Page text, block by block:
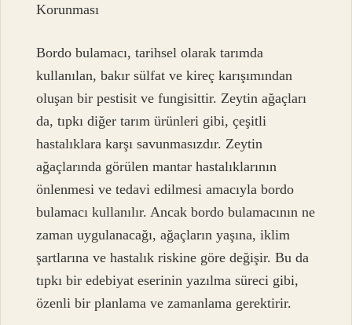
Korunması
Bordo bulamacı, tarihsel olarak tarımda
kullanılan, bakır sülfat ve kireç karışımından
oluşan bir pestisit ve fungisittir. Zeytin ağaçları
da, tıpkı diğer tarım ürünleri gibi, çeşitli
hastalıklara karşı savunmasızdır. Zeytin
ağaçlarında görülen mantar hastalıklarının
önlenmesi ve tedavi edilmesi amacıyla bordo
bulamacı kullanılır. Ancak bordo bulamacının ne
zaman uygulanacağı, ağaçların yaşına, iklim
şartlarına ve hastalık riskine göre değişir. Bu da
tıpkı bir edebiyat eserinin yazılma süreci gibi,
özenli bir planlama ve zamanlama gerektirir.